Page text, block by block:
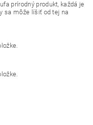
prírodný produkt, každá je
sa môže líšiť od tej na